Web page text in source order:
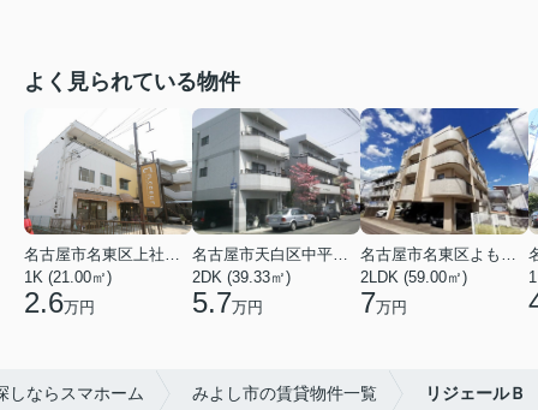
よく見られている物件
1K (21.00㎡)
2.6万円
2DK (39.33㎡)
5.7万円
2LDK (59.00㎡)
7万円
しならスマホーム みよし市の賃貸物件一覧 リジェールＢ